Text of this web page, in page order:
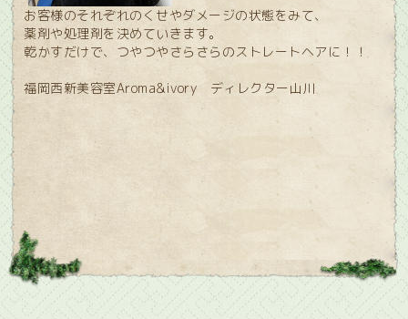
お客様のそれぞれのくせやダメージの状態をみて、
薬剤や処理剤を決めていきます。
乾かすだけで、つやつやさらさらのストレートヘアに！！
福岡西新美容室Aroma&ivory ディレクター山川